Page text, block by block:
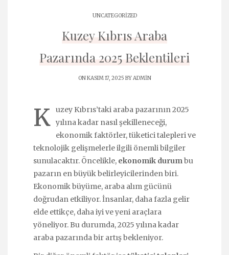
UNCATEGORIZED
Kuzey Kıbrıs Araba
Pazarında 2025 Beklentileri
ON KASIM 17, 2025 BYADMIN
K uzey Kıbrıs’taki araba pazarının 2025
yılına kadar nasıl şekilleneceği,
ekonomik faktörler, tüketici talepleri ve
teknolojik gelişmelerle ilgili önemli bilgiler
sunulacaktır. Öncelikle, ekonomik durumbu
pazarın en büyük belirleyicilerinden biri.
Ekonomik büyüme, araba alım gücünü
doğrudan etkiliyor. İnsanlar, daha fazla gelir
elde ettikçe, daha iyi ve yeni araçlara
yöneliyor. Bu durumda, 2025 yılına kadar
araba pazarında bir artış bekleniyor.